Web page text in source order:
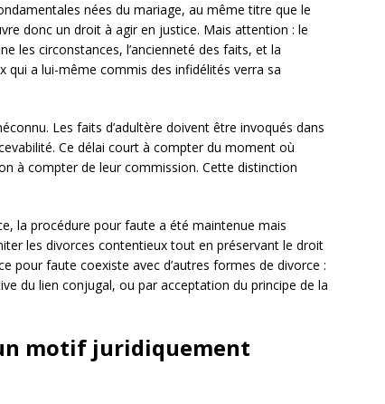
nées du mariage, au même titre que le
donc un droit à agir en justice. Mais attention : le
les circonstances, l’ancienneté des faits, et la
qui a lui-même commis des infidélités verra sa
Les faits d’adultère doivent être invoqués dans
Ce délai court à compter du moment où
à compter de leur commission. Cette distinction
la procédure pour faute a été maintenue mais
les divorces contentieux tout en préservant le droit
pour faute coexiste avec d’autres formes de divorce :
du lien conjugal, ou par acceptation du principe de la
motif juridiquement